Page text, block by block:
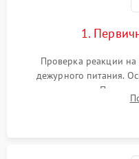
1.
Проверка реакции
дежурного питания.
повреждения.
изображения, работы